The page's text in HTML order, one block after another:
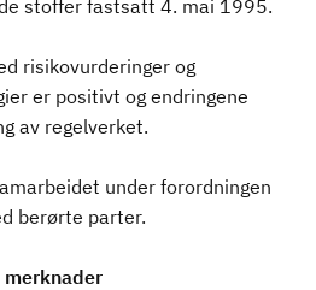
stoffer fastsatt 4. mai 1995.
risikovurderinger og
er positivt og endringene
av regelverket.
under forordningen
berørte parter.
merknader